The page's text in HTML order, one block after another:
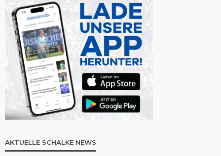
AKTUELLE SCHALKE NEWS